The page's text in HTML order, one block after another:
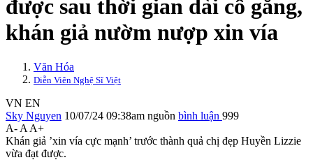
được sau thời gian dài cố gắng,
khán giả nườm nượp xin vía
Văn Hóa
Diễn Viên Nghệ Sĩ Việt
VN EN
Sky Nguyen 10/07/24 09:38am nguồn bình luận 999
A- A A+
Khán giả ’xin vía cực mạnh’ trước thành quả chị đẹp Huyền Lizzie
vừa đạt được.